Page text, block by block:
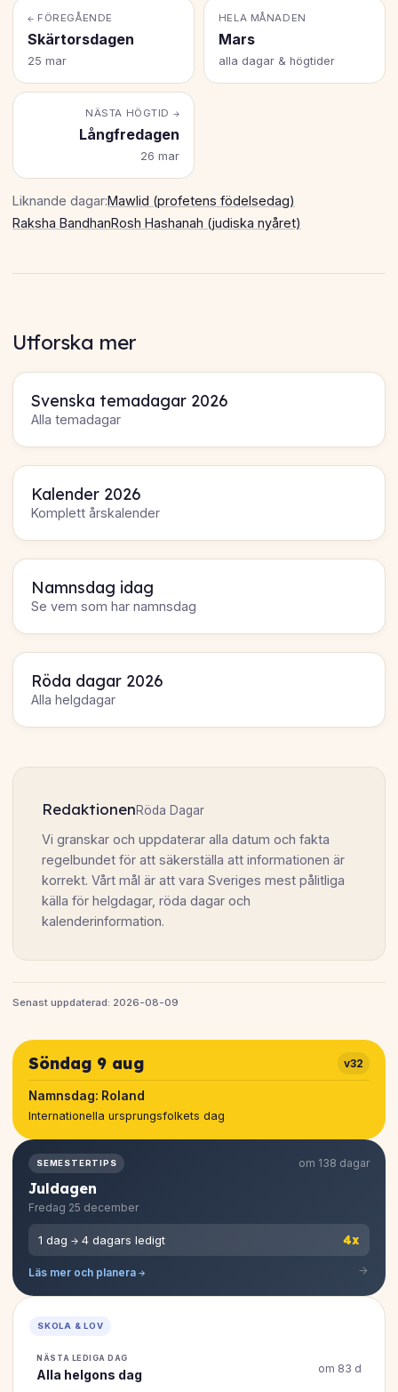
← FÖREGÅENDE
Skärtorsdagen
25 mar
HELA MÅNADEN
Mars
alla dagar & högtider
NÄSTA HÖGTID →
Långfredagen
26 mar
Liknande dagar:Mawlid (profetens födelsedag)
Raksha BandhanRosh Hashanah (judiska nyåret)
Utforska mer
Svenska temadagar 2026
Alla temadagar
Kalender 2026
Komplett årskalender
Namnsdag idag
Se vem som har namnsdag
Röda dagar 2026
Alla helgdagar
RedaktionenRöda Dagar
Vi granskar och uppdaterar alla datum och fakta
regelbundet för att säkerställa att informationen är
korrekt. Vårt mål är att vara Sveriges mest pålitliga
källa för helgdagar, röda dagar och
kalenderinformation.
Senast uppdaterad: 2026-08-09
Söndag 9 aug v32
Namnsdag: Roland
Internationella ursprungsfolkets dag
SEMESTERTIPS om 138 dagar
Juldagen
Fredag 25 december
1 dag → 4 dagars ledigt 4x
Läs mer och planera →
SKOLA & LOV
NÄSTA LEDIGA DAG
Alla helgons dag om 83 d